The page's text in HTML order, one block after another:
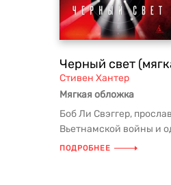
Черный свет
Стивен Хантер
Мягкая обложка
Боб Ли Свэггер,
Вьетнамской войны и
стрелков Америки,
ПОДРОБНЕЕ